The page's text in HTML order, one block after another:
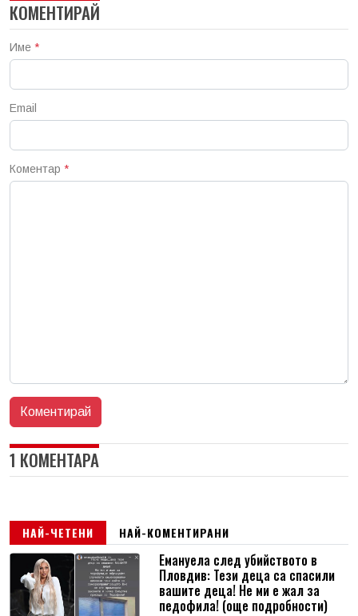
КОМЕНТИРАЙ
Име *
Email
Коментар *
1 КОМЕНТАРА
НАЙ-ЧЕТЕНИ НАЙ-КОМЕНТИРАНИ
Емануела след убийството в
Пловдив: Тези деца са спасили
вашите деца! Не ми е жал за
педофила! (още подробности)